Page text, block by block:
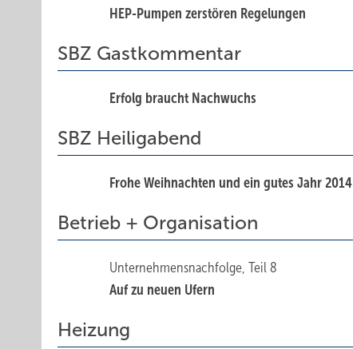
HEP-Pumpen zerstören Regelungen
SBZ Gastkommentar
Erfolg braucht ­Nachwuchs
SBZ Heiligabend
Frohe Weihnachten und ein gutes Jahr 2014
Betrieb + Organisation
Unternehmensnachfolge, Teil 8
Auf zu neuen Ufern
Heizung